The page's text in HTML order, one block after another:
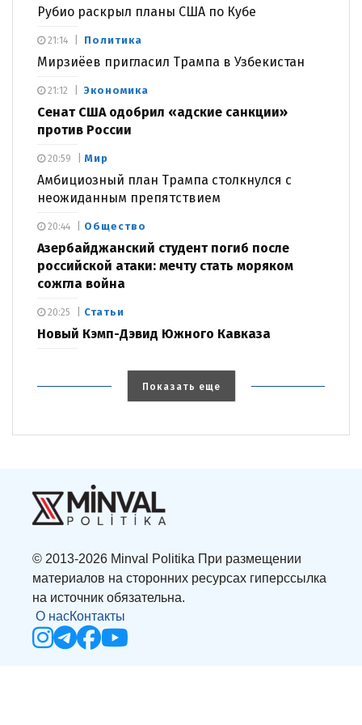
Рубио раскрыл планы США по Кубе
Политика
Мирзиёев пригласил Трампа в Узбекистан
21:14
Экономика
Сенат США одобрил «адские санкции»
против России
21:12
Мир
Амбициозный план Трампа столкнулся с
неожиданным препятствием
20:59
Общество
Азербайджанский студент погиб после
российской атаки: мечту стать моряком
сожгла война
20:44
Статьи
Новый Кэмп-Дэвид Южного Кавказа
20:25
Показать еще
© 2013-2026 Minval Politika При размещении
материалов на сторонних ресурсах гиперссылка
на источник обязательна.
О насКонтакты